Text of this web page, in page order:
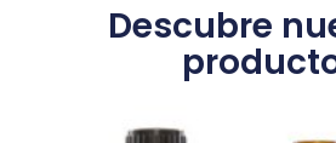
Descubre